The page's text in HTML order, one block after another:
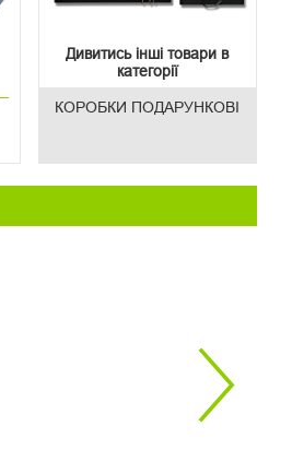
Дивитись інші товари в
категорії
КОРОБКИ ПОДАРУНКОВІ